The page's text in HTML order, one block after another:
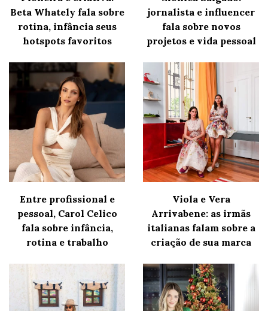
Beta Whately fala sobre
rotina, infância seus
hotspots favoritos
jornalista e influencer
fala sobre novos
projetos e vida pessoal
Entre profissional e
pessoal, Carol Celico
fala sobre infância,
rotina e trabalho
Viola e Vera
Arrivabene: as irmãs
italianas falam sobre a
criação de sua marca